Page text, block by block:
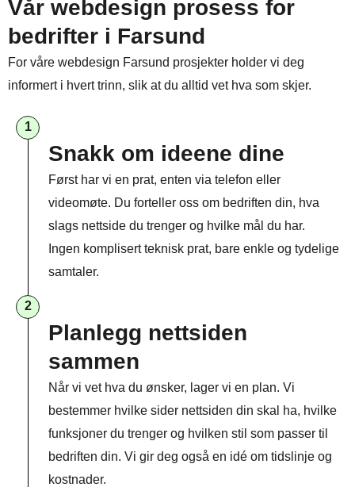
Vår webdesign prosess for
bedrifter i Farsund
For våre webdesign Farsund prosjekter holder vi deg
informert i hvert trinn, slik at du alltid vet hva som skjer.
1
Snakk om ideene dine
Først har vi en prat, enten via telefon eller
videomøte. Du forteller oss om bedriften din, hva
slags nettside du trenger og hvilke mål du har.
Ingen komplisert teknisk prat, bare enkle og tydelige
samtaler.
2
Planlegg nettsiden
sammen​
Når vi vet hva du ønsker, lager vi en plan. Vi
bestemmer hvilke sider nettsiden din skal ha, hvilke
funksjoner du trenger og hvilken stil som passer til
bedriften din. Vi gir deg også en idé om tidslinje og
kostnader.